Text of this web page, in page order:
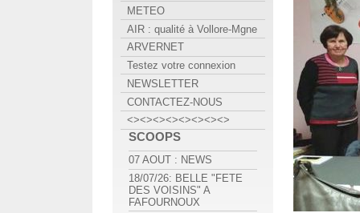
METEO
AIR : qualité à Vollore-Mgne
ARVERNET
Testez votre connexion
NEWSLETTER
CONTACTEZ-NOUS
<><><><><><><><>
SCOOPS
07 AOUT : NEWS
18/07/26: BELLE "FETE
DES VOISINS" A
FAFOURNOUX